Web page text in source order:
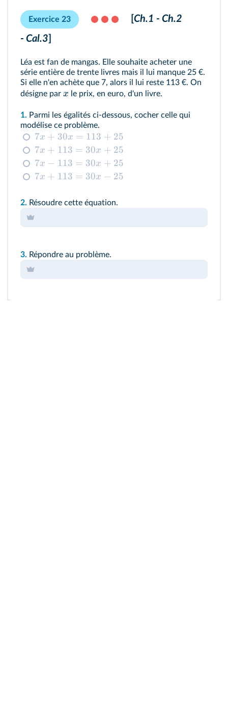
Exercice 23
Ch.1 - Ch.2
- Cal.3
Léa est fan de mangas. Elle souhaite acheter une
série entière de trente livres mais il lui manque 25 €.
Si elle n'en achète que 7, alors il lui reste 113 €. On
désigne par x le prix, en euro, d'un livre.
1. Parmi les égalités ci-dessous, cocher celle qui
modélise ce problème.
7x + 30x = 113 + 25
7x + 113 = 30x + 25
7x − 113 = 30x + 25
7x + 113 = 30x − 25
2. Résoudre cette équation.
3. Répondre au problème.